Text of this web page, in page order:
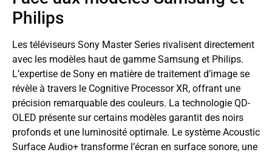
Philips
Les téléviseurs Sony Master Series rivalisent directement
avec les modèles haut de gamme Samsung et Philips.
L’expertise de Sony en matière de traitement d’image se
révèle à travers le Cognitive Processor XR, offrant une
précision remarquable des couleurs. La technologie QD-
OLED présente sur certains modèles garantit des noirs
profonds et une luminosité optimale. Le système Acoustic
Surface Audio+ transforme l’écran en surface sonore, une